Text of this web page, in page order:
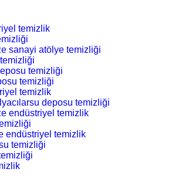
temizlik
sanayi atölye temizliği
temizliği
temizliği
temizlik
deposu temizliği
endüstriyel temizlik
endüstriyel temizlik
temizliği